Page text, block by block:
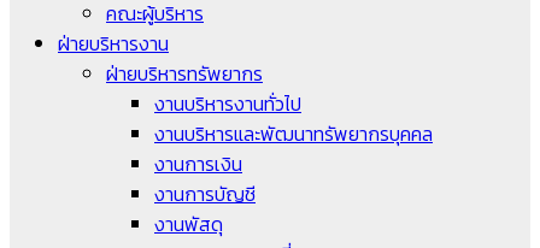
คณะผู้บริหาร
ฝ่ายบริหารงาน
ฝ่ายบริหารทรัพยากร
งานบริหารงานทั่วไป
งานบริหารและพัฒนาทรัพยากรบุคคล
งานการเงิน
งานการบัญชี
งานพัสดุ